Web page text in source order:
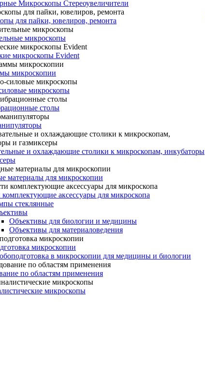
Микроскопы Стереоувеличители
для пайки, ювелиров, ремонта
микроскопы
микроскопы Evident
микроскопии
микроскопы
столы
и охлаждающие столики к микроскопам, инкубаторы
материалы для микроскопии
комплектующие аксессуары для микроскопа
стеклянные
Объективы для биологии и медицины
Объективы для материаловедения
микроскопии
в микроскопии для медицины и биологии
по областям применения
микроскопы